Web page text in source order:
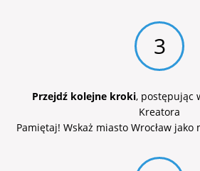
3
Przejdź kolejne kroki, postępując
Kreatora
Pamiętaj! Wskaż miasto Wrocław